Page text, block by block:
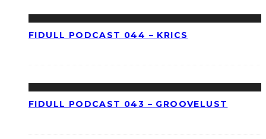
FIDULL PODCAST 044 – KRICS
FIDULL PODCAST 043 – GROOVELUST